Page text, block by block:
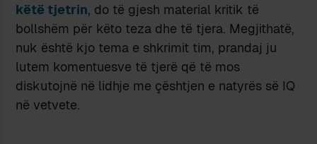
këtë tjetrin, do të gjesh material kritik të
bollshëm për këto teza dhe të tjera. Megjithatë,
nuk është kjo tema e shkrimit tim, prandaj ju
lutem komentuesve të tjerë që të mos
diskutojnë në lidhje me çështjen e natyrës së IQ
në vetvete.